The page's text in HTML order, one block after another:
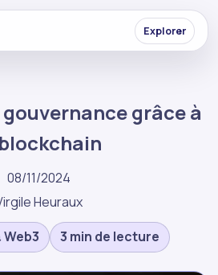
Explorer
grâce à
08/11/2024
Heuraux
3 min de lecture